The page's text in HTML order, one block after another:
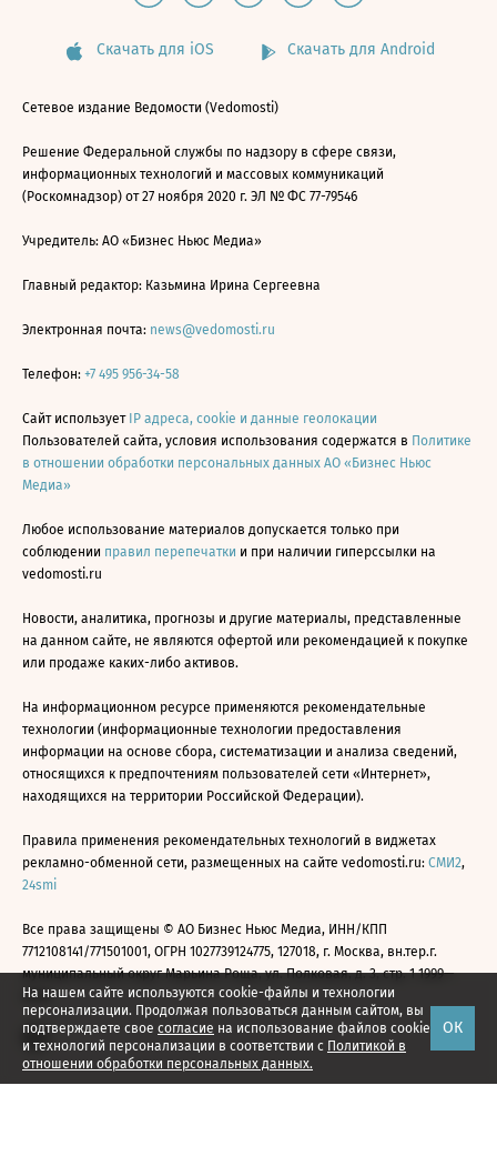
На нашем сайте используются cookie-файлы и технологии
персонализации. Продолжая пользоваться данным сайтом, вы
подтверждаете свое согласие на использование файлов cookie
и технологий персонализации в соответствии с Политикой в
отношении обработки персональных данных.
ОК
Скачать для iOS Скачать для Android
Сетевое издание Ведомости (Vedomosti)
Решение Федеральной службы по надзору в сфере связи,
информационных технологий и массовых коммуникаций
(Роскомнадзор) от 27 ноября 2020 г. ЭЛ № ФС 77-79546
Учредитель: АО «Бизнес Ньюс Медиа»
Главный редактор: Казьмина Ирина Сергеевна
Электронная почта: news@vedomosti.ru
Телефон: +7 495 956-34-58
Сайт использует IP адреса, cookie и данные геолокации
Пользователей сайта, условия использования содержатся в Политике
в отношении обработки персональных данных АО «Бизнес Ньюс
Медиа»
Любое использование материалов допускается только при
соблюдении правил перепечатки и при наличии гиперссылки на
vedomosti.ru
Новости, аналитика, прогнозы и другие материалы, представленные
на данном сайте, не являются офертой или рекомендацией к покупке
или продаже каких-либо активов.
На информационном ресурсе применяются рекомендательные
технологии (информационные технологии предоставления
информации на основе сбора, систематизации и анализа сведений,
относящихся к предпочтениям пользователей сети «Интернет»,
находящихся на территории Российской Федерации).
Правила применения рекомендательных технологий в виджетах
рекламно-обменной сети, размещенных на сайте vedomosti.ru: СМИ2,
24smi
Все права защищены © АО Бизнес Ньюс Медиа, ИНН/КПП
7712108141/771501001, ОГРН 1027739124775, 127018, г. Москва, вн.тер.г.
муниципальный округ Марьина Роща, ул. Полковая, д. 3, стр. 1 1999—
2026